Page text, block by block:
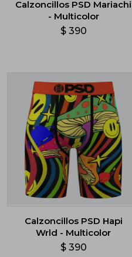
Calzoncillos PSD Mariachi
- Multicolor
$ 390
Calzoncillos PSD Hapi
Wrld - Multicolor
$ 390